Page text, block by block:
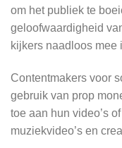
om het publiek te
geloofwaardigheid
kijkers naadloos mee
Contentmakers voor
gebruik van prop
toe aan hun video’s
muziekvideo’s en